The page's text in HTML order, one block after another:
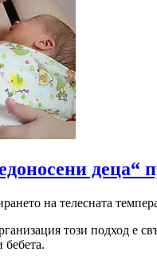
деца“
на телесната
този подход е